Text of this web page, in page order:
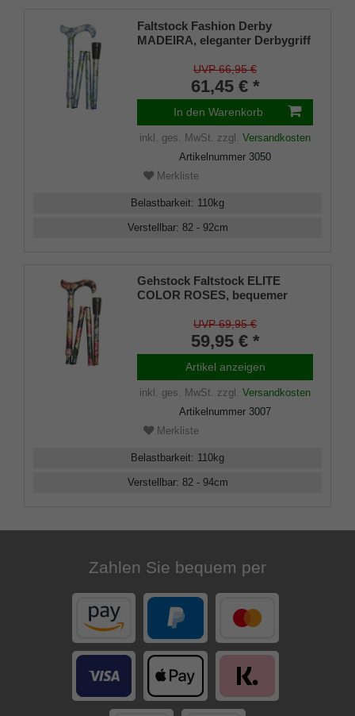
Faltstock Fashion Derby
MADEIRA, eleganter Derbygriff
aufgesetzt auf einen Stock aus
stabilem Leichtmetall mit einem
Muster prächtiger
Blumenfelder,
höhenverstellbar, faltbar,
inklusiv Schlankpuffer.
UVP 66,95 €
61,45 € *
In den Warenkorb
inkl. ges. MwSt. zzgl. Versandkosten
Artikelnummer 3050
Merkliste
Belastbarkeit: 110kg
Verstellbar: 82 - 92cm
Gehstock Faltstock ELITE
COLOR ROSES, bequemer
floralem Rosenmuster,
aufgesetzt auf einen Stock aus
stabilem Leichtmetall,
höhenverstellbar, faltbar, inkl.
Puffer.
UVP 69,95 €
59,95 € *
Artikel anzeigen
inkl. ges. MwSt. zzgl. Versandkosten
Artikelnummer 3007
Merkliste
Belastbarkeit: 110kg
Verstellbar: 82 - 94cm
Zahlen Sie bequem per